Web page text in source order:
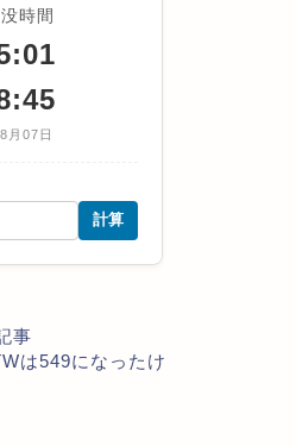
ったけど
2026年8月7日
時間
月07日
計算
事
は549になったけ